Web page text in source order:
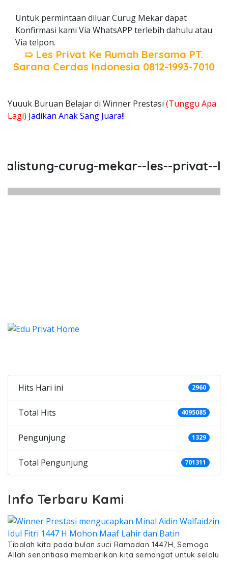
Untuk permintaan diluar Curug Mekar dapat
Konfirmasi kami Via WhatsAPP terlebih dahulu atau
Via telpon.
➯ Les Privat Ke Rumah Bersama PT.
Sarana Cerdas Indonesia 0812-1993-7010
Yuuuk Buruan Belajar di Winner Prestasi (Tunggu Apa
Lagi) Jadikan Anak Sang Juara!!
curug-mekar--les--privat--les-
Hits Hari ini 2960
Total Hits 4095085
Pengunjung 1329
Total Pengunjung 701311
Info Terbaru Kami
Tibalah kita pada bulan suci Ramadan 1447H, Semoga
Allah senantiasa memberikan kita semangat untuk selalu